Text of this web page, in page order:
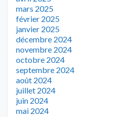
mars 2025
février 2025
janvier 2025
décembre 2024
novembre 2024
octobre 2024
septembre 2024
août 2024
juillet 2024
juin 2024
mai 2024